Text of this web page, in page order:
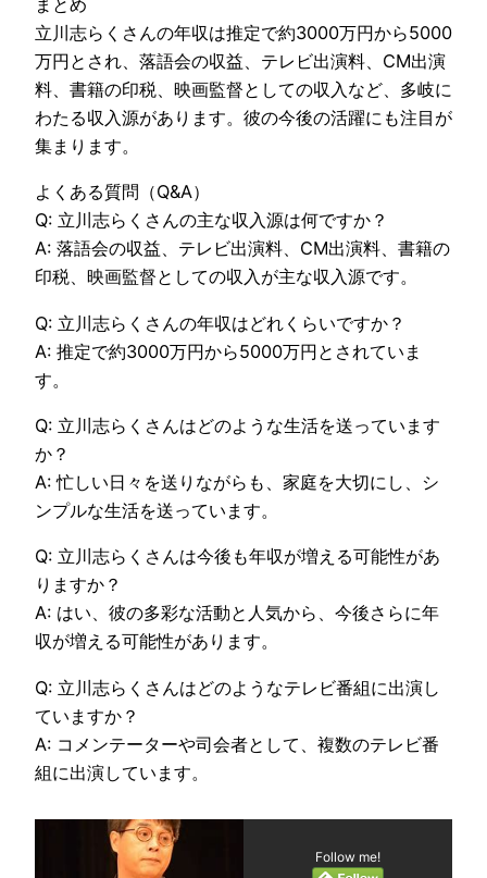
まとめ
立川志らくさんの年収は推定で約3000万円から5000
万円とされ、落語会の収益、テレビ出演料、CM出演
料、書籍の印税、映画監督としての収入など、多岐に
わたる収入源があります。彼の今後の活躍にも注目が
集まります。
よくある質問（Q&A）
Q: 立川志らくさんの主な収入源は何ですか？
A: 落語会の収益、テレビ出演料、CM出演料、書籍の
印税、映画監督としての収入が主な収入源です。
Q: 立川志らくさんの年収はどれくらいですか？
A: 推定で約3000万円から5000万円とされていま
す。
Q: 立川志らくさんはどのような生活を送っています
か？
A: 忙しい日々を送りながらも、家庭を大切にし、シ
ンプルな生活を送っています。
Q: 立川志らくさんは今後も年収が増える可能性があ
りますか？
A: はい、彼の多彩な活動と人気から、今後さらに年
収が増える可能性があります。
Q: 立川志らくさんはどのようなテレビ番組に出演し
ていますか？
A: コメンテーターや司会者として、複数のテレビ番
組に出演しています。
Follow me!